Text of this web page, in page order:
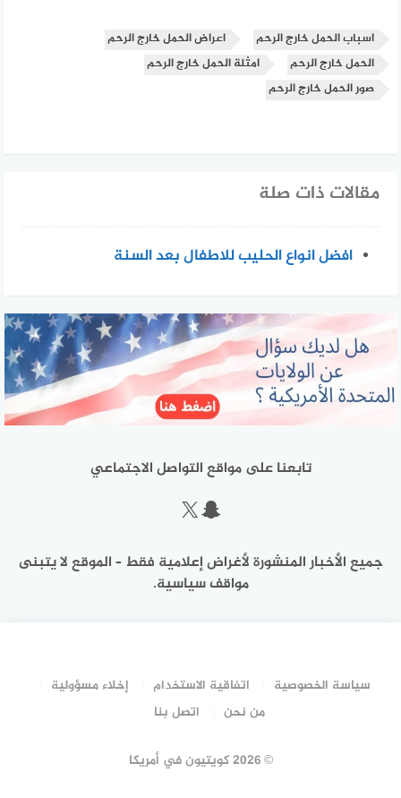
اسباب الحمل خارج الرحم
اعراض الحمل خارج الرحم
الحمل خارج الرحم
امثلة الحمل خارج الرحم
صور الحمل خارج الرحم
مقالات ذات صلة
افضل انواع الحليب للاطفال بعد السنة
تابعنا على مواقع التواصل الاجتماعي
سناب شات
إكس
جميع الأخبار المنشورة لأغراض إعلامية فقط – الموقع لا يتبنى
مواقف سياسية.
سياسة الخصوصية اتفاقية الاستخدام
إخلاء مسؤولية
من نحن
اتصل بنا
©2026 كويتيون في أمريكا